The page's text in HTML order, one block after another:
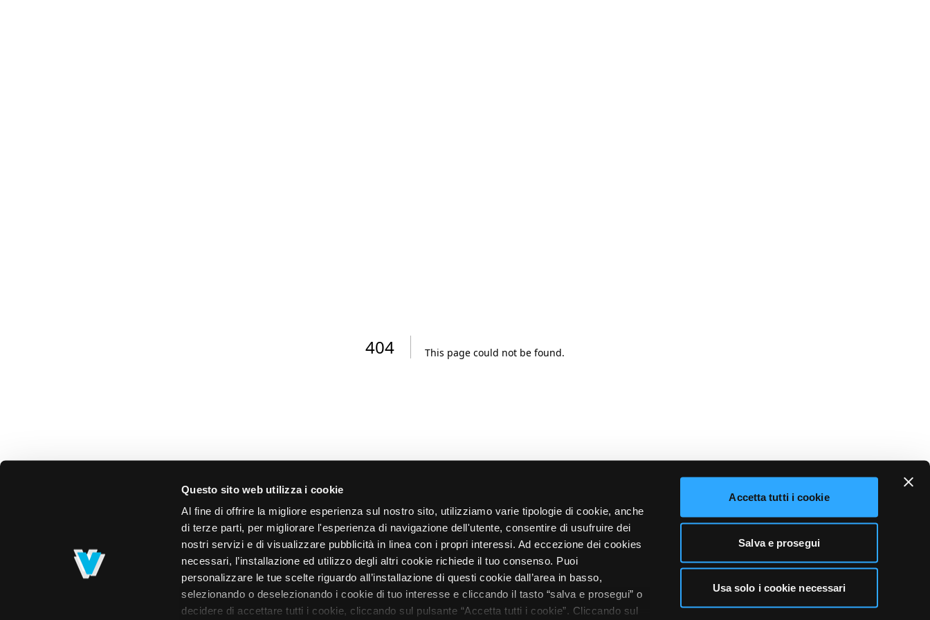
Questo sito web utilizza i cookie
Al fine di offrire la migliore esperienza sul nostro sito, utilizziamo varie tipologie di cookie, anche
di terze parti, per migliorare l'esperienza di navigazione dell'utente, consentire di usufruire dei
nostri servizi e di visualizzare pubblicità in linea con i propri interessi. Ad eccezione dei cookies
necessari, l’installazione ed utilizzo degli altri cookie richiede il tuo consenso. Puoi
personalizzare le tue scelte riguardo all’installazione di questi cookie dall’area in basso,
selezionando o deselezionando i cookie di tuo interesse e cliccando il tasto “salva e prosegui” o
decidere di accettare tutti i cookie, cliccando sul pulsante “Accetta tutti i cookie”. Cliccando sul
Accetta tutti i cookie
Salva e prosegui
Usa solo i cookie necessari
404 This page could not be found.